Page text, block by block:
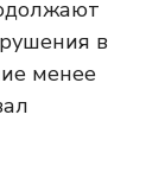
в
менее